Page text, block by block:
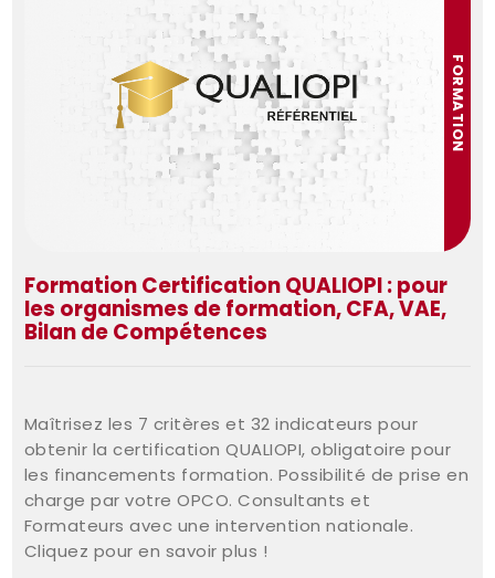
FORMATION
Formation Certification QUALIOPI : pour
les organismes de formation, CFA, VAE,
Bilan de Compétences
Maîtrisez les 7 critères et 32 indicateurs pour
obtenir la certification QUALIOPI, obligatoire pour
les financements formation. Possibilité de prise en
charge par votre OPCO. Consultants et
Formateurs avec une intervention nationale.
Cliquez pour en savoir plus !